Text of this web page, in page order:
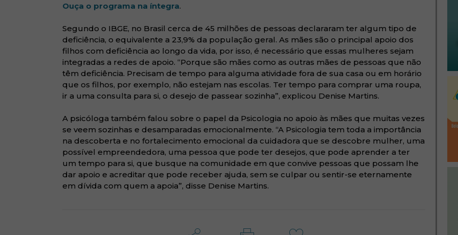
Ouça o programa na íntegra(abre em nova janela)
.
Segundo o IBGE, no Brasil cerca de 45 milhões de pessoas declararam ter algum tipo de
deficiência, o equivalente a 23,9% da população geral. As mães são o principal apoio dos
filhos com deficiência ao longo da vida, por isso, é necessário que essas mulheres sejam
integradas a redes de apoio. “Porque são mães como as outras mães de pessoas que não
têm deficiência. Precisam de tempo para alguma atividade fora de sua casa ou em horário
que os filhos, por exemplo, não estejam nas escolas. Ter tempo para comprar uma roupa,
ir a uma consulta para si, o desejo de passear sozinha”, explicou Denise Martins.
A psicóloga também falou sobre o papel da Psicologia no apoio às mães que muitas vezes
se veem sozinhas e desamparadas emocionalmente. “A Psicologia tem toda a importância
na descoberta e no fortalecimento emocional da cuidadora que se descobre mulher, uma
possível empreendedora, uma pessoa que pode ter desejos, que pode aprender a ter
um tempo para si, que busque na comunidade em que convive pessoas que possam lhe
dar apoio e acreditar que pode receber ajuda, sem se culpar ou sentir-se eternamente
em dívida com quem a apoia”, disse Denise Martins.